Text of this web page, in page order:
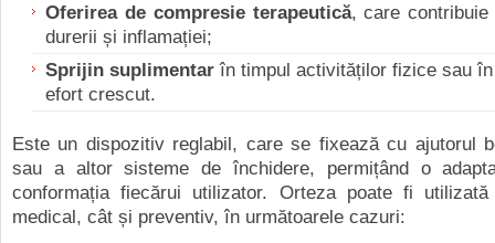
Oferirea de compresie terapeutică, care contribuie
durerii și inflamației;
Sprijin suplimentar în timpul activităților fizice sau în
efort crescut.
Este un dispozitiv reglabil, care se fixează cu ajutorul
sau a altor sisteme de închidere, permițând o
conformația fiecărui utilizator. Orteza poate fi
medical, cât și preventiv, în următoarele cazuri: